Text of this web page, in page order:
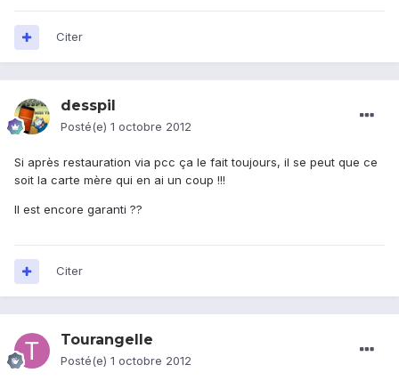
Citer
desspil
Posté(e) 1 octobre 2012
Si après restauration via pcc ça le fait toujours, il se peut que ce
soit la carte mère qui en ai un coup !!!
Il est encore garanti ??
Citer
Tourangelle
Posté(e) 1 octobre 2012